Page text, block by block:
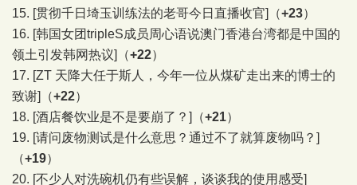
15. [贯彻千日埼玉训练法的老哥今日直播收官] （+23）
16. [韩国女团tripleS成员周心语说澳门香港台湾都是中国的
领土引发韩网热议]
（+22）
17. [ZT 天降大任于斯人，今年一位从煤矿走出来的博士的
致谢]
（+22）
18. [酒店餐饮业是不是要崩了？] （+21）
19. [请问废物测试是什么意思？通过不了就算废物吗？]
（+19）
20. [不少人对洗碗机仍有些误解，谈谈我的使用感受]